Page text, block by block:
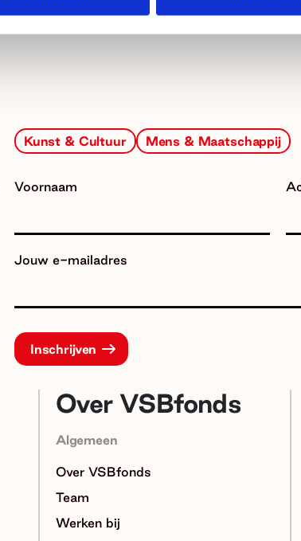
Kunst & Cultuur Mens & Maatschappij
Jouw e-mailadres
Voornaam
Over VSBfonds
Algemeen
Over VSBfonds
Team
Werken bij